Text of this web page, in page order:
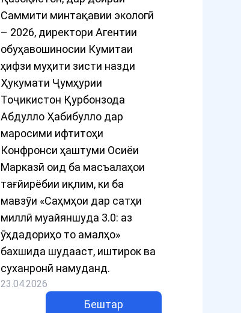
Саммити минтақавии экологӣ
– 2026, директори Агентии
обуҳавошиносии Кумитаи
ҳифзи муҳити зисти назди
Ҳукумати Ҷумҳурии
Тоҷикистон Қурбонзода
Абдулло Ҳабибулло дар
маросими ифтитоҳи
Конфронси ҳаштуми Осиёи
Марказӣ оид ба масъалаҳои
тағйирёбии иқлим, ки ба
мавзӯи «Саҳмҳои дар сатҳи
миллӣ муайяншуда 3.0: аз
ӯҳдадориҳо то амалҳо»
бахшида шудааст, иштирок ва
суханронӣ намуданд.
23.04.2026
Бештар